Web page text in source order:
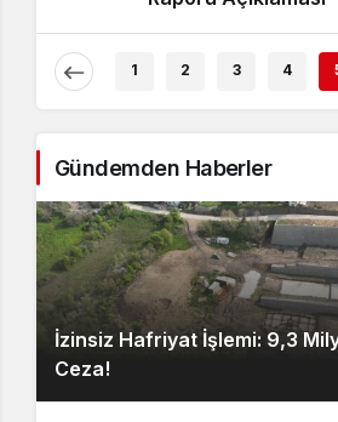
Sistem modunu seçin.
1 2 3 4
Gündemden Haberler
İzinsiz Hafriyat İşlemi: 9,3
Ceza!